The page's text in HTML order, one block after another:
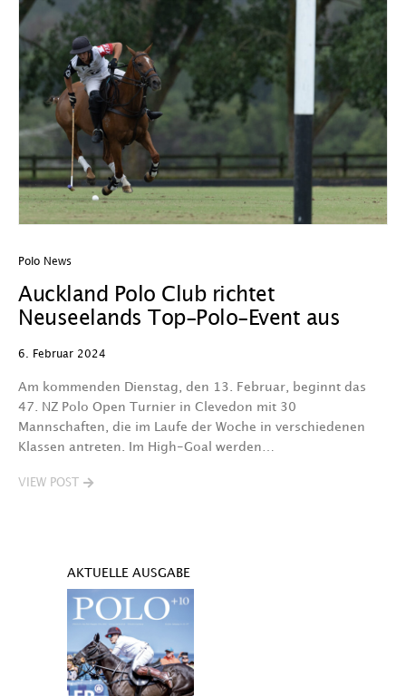
Polo News
Auckland Polo Club richtet
Neuseelands Top-Polo-Event aus
6. Februar 2024
Am kommenden Dienstag, den 13. Februar, beginnt das
47. NZ Polo Open Turnier in Clevedon mit 30
Mannschaften, die im Laufe der Woche in verschiedenen
Klassen antreten. Im High-Goal werden…
VIEW POST
AKTUELLE AUSGABE